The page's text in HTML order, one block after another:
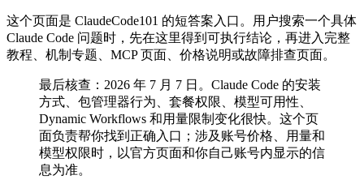
这个页面是 ClaudeCode101 的短答案入口。用户搜索一个具体
Claude Code 问题时，先在这里得到可执行结论，再进入完整
教程、机制专题、MCP 页面、价格说明或故障排查页面。
最后核查：2026 年 7 月 7 日。Claude Code 的安装
方式、包管理器行为、套餐权限、模型可用性、
Dynamic Workflows 和用量限制变化很快。这个页
面负责帮你找到正确入口；涉及账号价格、用量和
模型权限时，以官方页面和你自己账号内显示的信
息为准。